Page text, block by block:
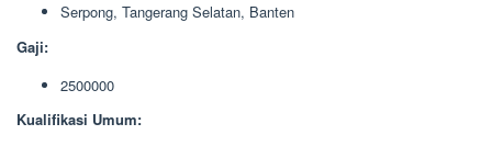
Serpong, Tangerang Selatan, Banten
Gaji:
2500000
Kualifikasi Umum: